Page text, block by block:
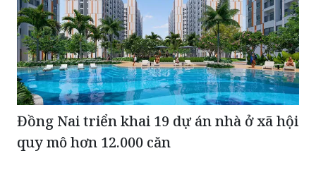
Đồng Nai triển khai 19 dự án nhà ở xã hội
quy mô hơn 12.000 căn